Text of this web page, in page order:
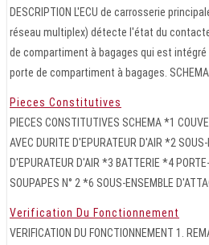
DESCRIPTION L'ECU de carrosserie
réseau multiplex) détecte l'état du
de compartiment à bagages qui est
porte de compartiment à bagages. SCHEMA
Pieces Constitutives
PIECES CONSTITUTIVES SCHEMA *1
AVEC DURITE D'EPURATEUR D'AIR *2 SOUS-
D'EPURATEUR D'AIR *3 BATTERIE *4
SOUPAPES N° 2 *6 SOUS-ENSEMBLE
Verification Du Fonctionnement
VERIFICATION DU FONCTIONNEMENT 1.